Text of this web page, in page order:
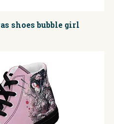
shoes bubble girl